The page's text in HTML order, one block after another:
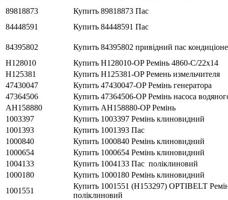
89818873
Купить 89818873 Пас
84448591
Купить 84448591 Пас
84395802
Купить 84395802 привідний пас
H128010
Купить H128010-OP Ремінь 4860-C/22x14
H125381
Купить H125381-OP Ремень измельчителя
47430047
Купить 47430047-OP Ремінь генератора
47364506
Купить 47364506-OP Ремінь насоса
AH158880
Купить AH158880-OP Ремінь
1003397
Купить 1003397 Ремінь клиновидний
1001393
Купить 1001393 Пас
1000840
Купить 1000840 Ремінь клиновидний
1000654
Купить 1000654 Ремінь клиновидний
1004133
Купить 1004133 Пас поліклиновий
1000180
Купить 1000180 Ремінь клиновидний
1001551
Купить 1001551 (H153297) OPTIBELT
поліклиновий